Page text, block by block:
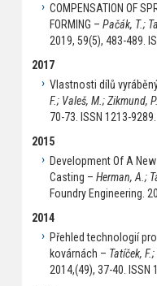
COMPENSATION OF
FORMING – Pačák, T.;
2019, 59(5), 483-489.
2017
Vlastnosti dílů
F.; Valeš, M.; Zikmund,
70-73. ISSN 1213-9289.
2015
Development Of A
Casting – Herman, A.;
Foundry Engineering.
2014
Přehled technologií
kovárnách – Tatíček,
2014,(49), 37-40. ISSN